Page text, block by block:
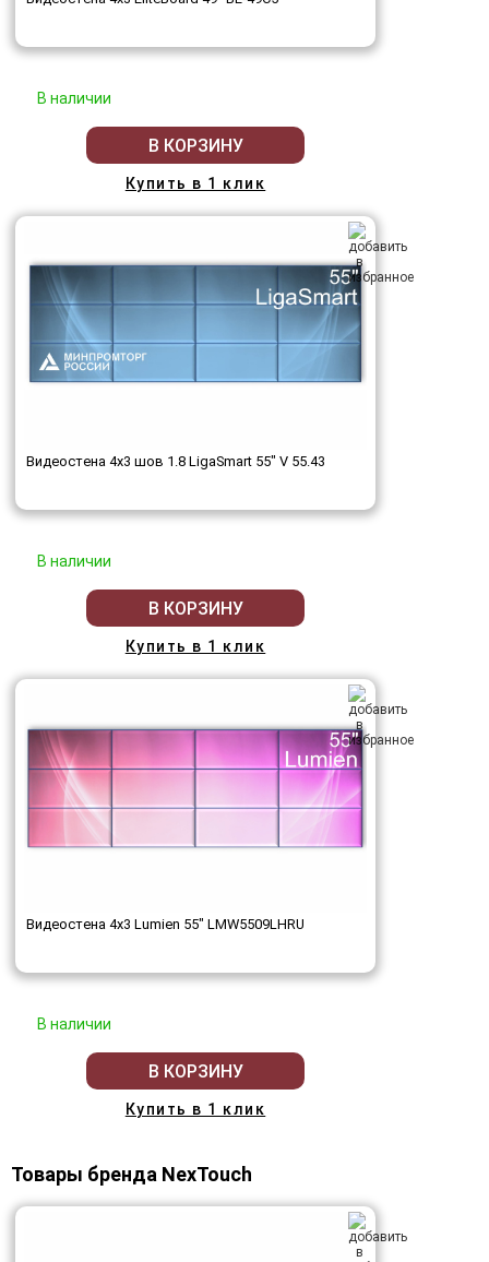
В наличии
В КОРЗИНУ
Купить в 1 клик
Видеостена 4x3 шов 1.8 LigaSmart 55" V 55.43
В наличии
В КОРЗИНУ
Купить в 1 клик
Видеостена 4x3 Lumien 55" LMW5509LHRU
В наличии
В КОРЗИНУ
Купить в 1 клик
Товары бренда NexTouch